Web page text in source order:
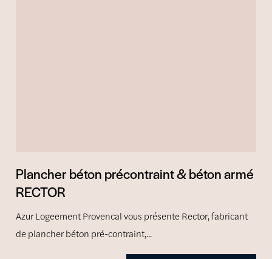
Plancher béton précontraint & béton armé
RECTOR
Azur Logeement Provencal vous présente Rector, fabricant
de plancher béton pré-contraint,...